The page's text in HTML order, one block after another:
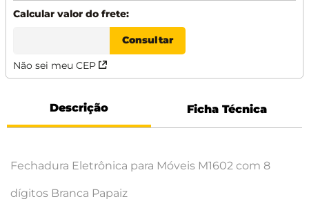
Não sei meu CEP
Descrição Ficha Técnica
Fechadura Eletrônica para Móveis M1602 com 8
dígitos Branca Papaiz